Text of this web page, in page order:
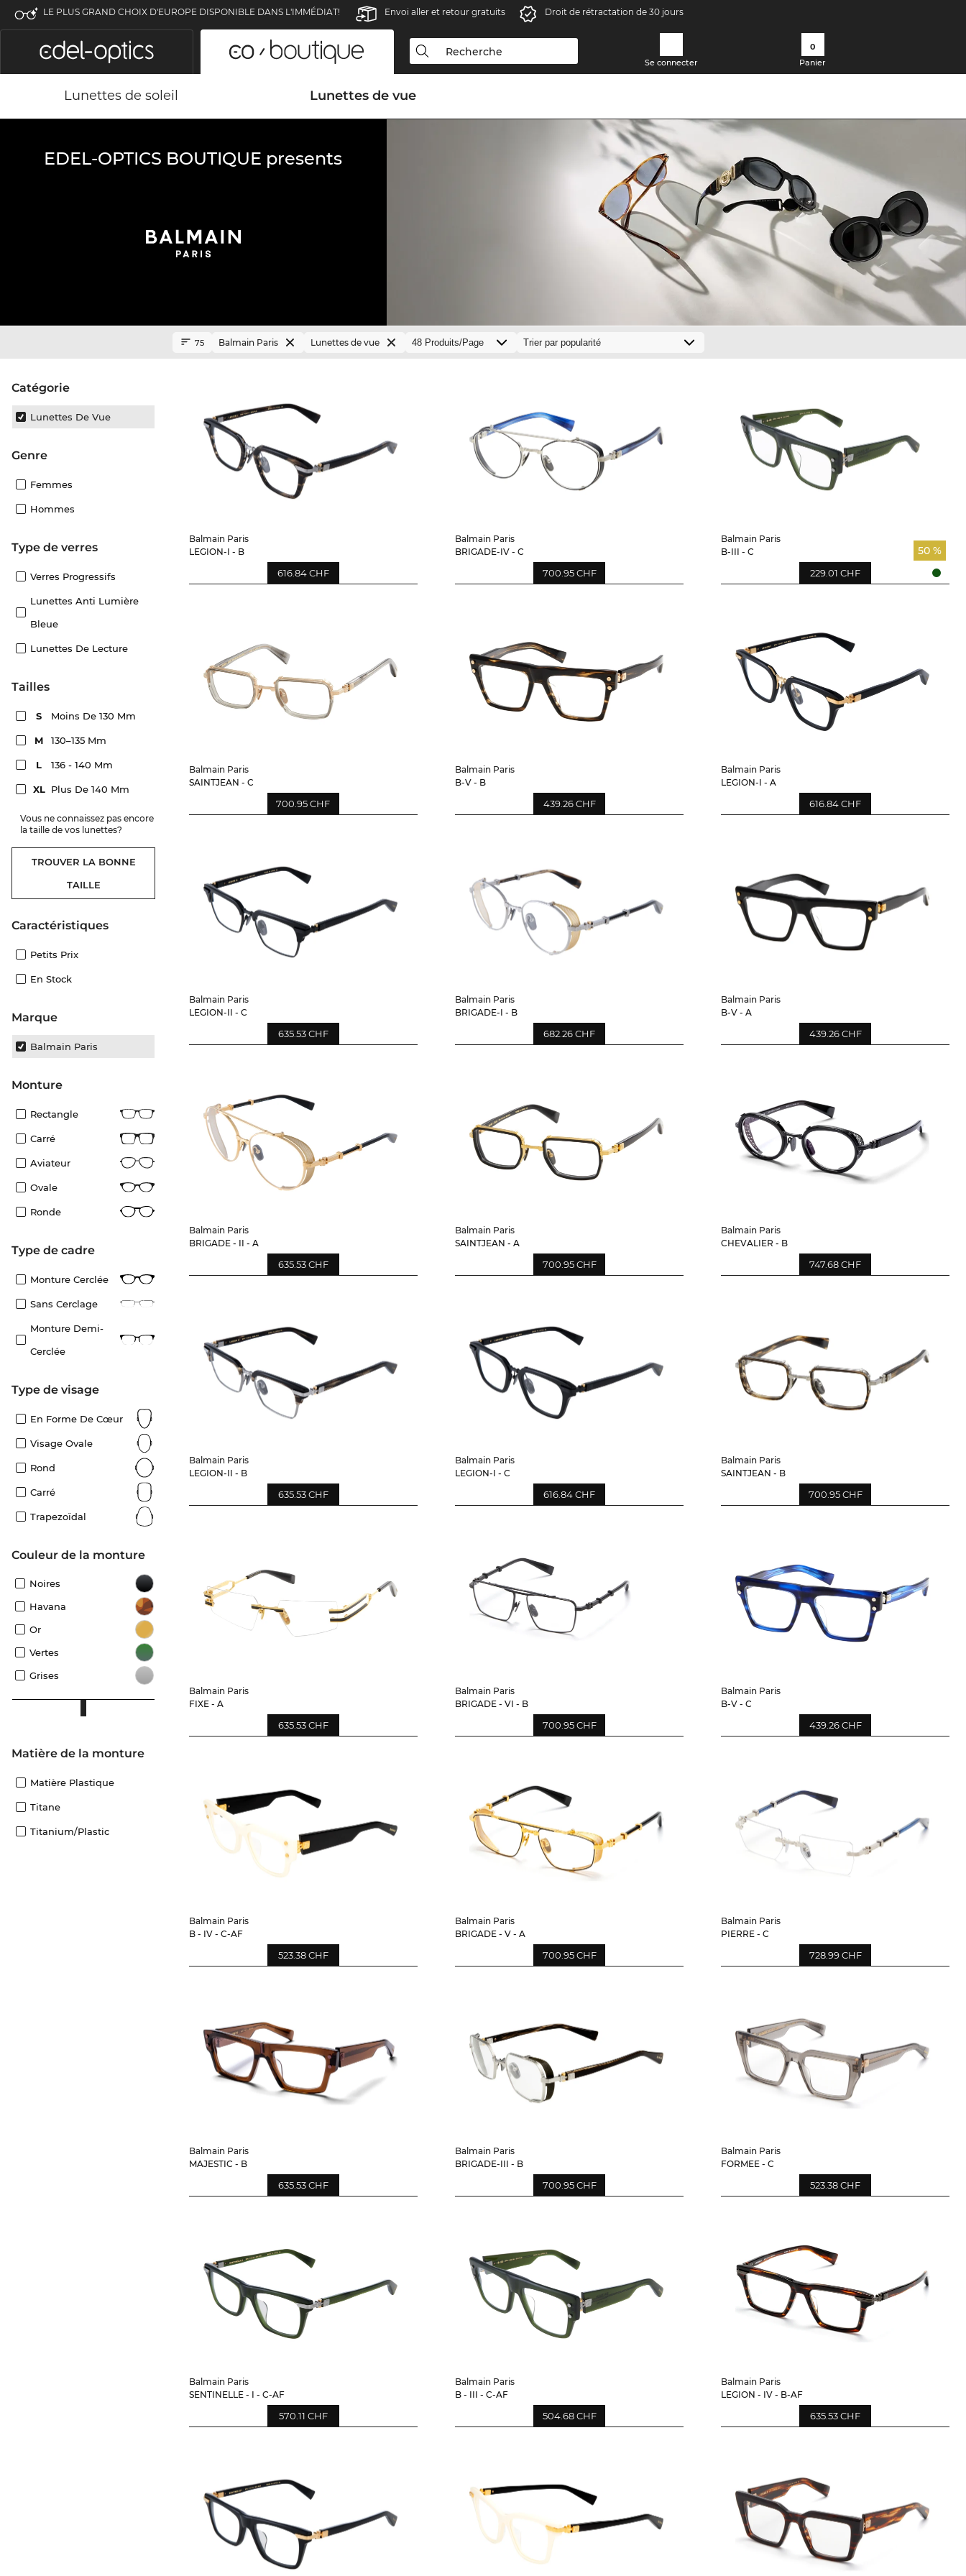
LE PLUS GRAND CHOIX D'EUROPE DISPONIBLE DANS L'IMMÉDIAT! Envoi aller et retour gratuits Droit de rétractation de 30 jours
Se connecter
0
Panier
Lunettes de soleil Lunettes de vue
EDEL-OPTICS BOUTIQUE presents
Catégorie
Lunettes De Vue
Genre
Femmes
Hommes
Type de verres
Verres Progressifs
Lunettes Anti Lumière
Bleue
Lunettes De Lecture
Tailles
S Moins De 130 Mm
M 130–135 Mm
L 136 - 140 Mm
XL Plus De 140 Mm
Vous ne connaissez pas encore
la taille de vos lunettes?
TROUVER LA BONNE
TAILLE
Caractéristiques
Petits Prix
En Stock
Marque
Balmain Paris
Monture
Rectangle
Carré
Aviateur
Ovale
Ronde
Type de cadre
Monture Cerclée
Sans Cerclage
Monture Demi-
Cerclée
Type de visage
En Forme De Cœur
Visage Ovale
Rond
Carré
Trapezoïdal
Couleur de la monture
Noires
Havana
Or
Vertes
Grises
Matière de la monture
Matière Plastique
Titane
Titanium/plastic
75 Balmain Paris Lunettes de vue
Balmain Paris
LEGION-I - B
616.84 CHF
Balmain Paris
BRIGADE-IV - C
700.95 CHF
Balmain Paris
B-III - C
50 %
229.01 CHF
Balmain Paris
SAINTJEAN - C
700.95 CHF
Balmain Paris
B-V - B
439.26 CHF
Balmain Paris
LEGION-I - A
616.84 CHF
Balmain Paris
LEGION-II - C
635.53 CHF
Balmain Paris
BRIGADE-I - B
682.26 CHF
Balmain Paris
B-V - A
439.26 CHF
Balmain Paris
BRIGADE - II - A
635.53 CHF
Balmain Paris
SAINTJEAN - A
700.95 CHF
Balmain Paris
CHEVALIER - B
747.68 CHF
Balmain Paris
LEGION-II - B
635.53 CHF
Balmain Paris
LEGION-I - C
616.84 CHF
Balmain Paris
SAINTJEAN - B
700.95 CHF
Balmain Paris
FIXE - A
635.53 CHF
Balmain Paris
BRIGADE - VI - B
700.95 CHF
Balmain Paris
B-V - C
439.26 CHF
Balmain Paris
B - IV - C-AF
523.38 CHF
Balmain Paris
BRIGADE - V - A
700.95 CHF
Balmain Paris
PIERRE - C
728.99 CHF
Balmain Paris
MAJESTIC - B
635.53 CHF
Balmain Paris
BRIGADE-III - B
700.95 CHF
Balmain Paris
FORMEE - C
523.38 CHF
Balmain Paris
SENTINELLE - I - C-AF
570.11 CHF
Balmain Paris
B - III - C-AF
504.68 CHF
Balmain Paris
LEGION - IV - B-AF
635.53 CHF